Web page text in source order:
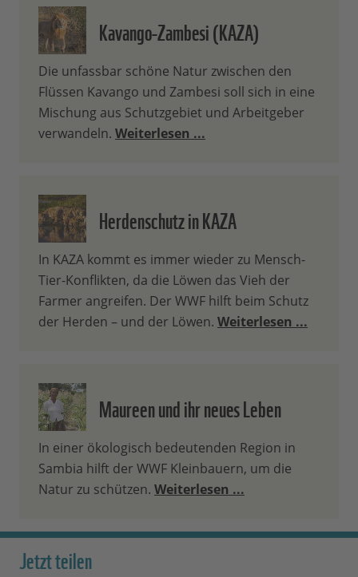
Kavango-Zambesi (KAZA)
Die unfassbar schöne Natur zwischen den
Flüssen Kavango und Zambesi soll sich in eine
Mischung aus Schutzgebiet und Arbeitgeber
verwandeln. Weiterlesen ...
Herdenschutz in KAZA
In KAZA kommt es immer wieder zu Mensch-
Tier-Konflikten, da die Löwen das Vieh der
Farmer angreifen. Der WWF hilft beim Schutz
der Herden – und der Löwen. Weiterlesen ...
Maureen und ihr neues Leben
In einer ökologisch bedeutenden Region in
Sambia hilft der WWF Kleinbauern, um die
Natur zu schützen. Weiterlesen ...
Jetzt teilen